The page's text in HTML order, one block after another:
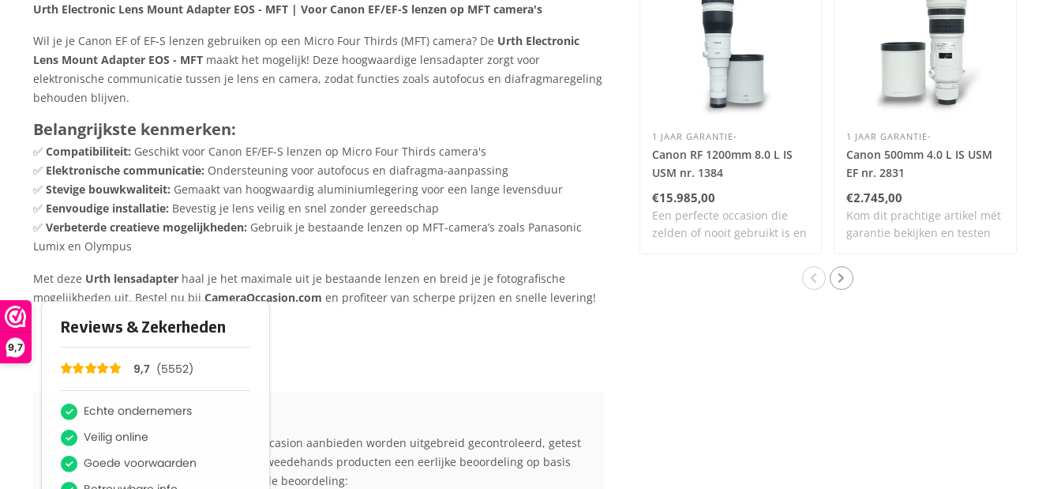
9,7
Urth Electronic Lens Mount Adapter EOS - MFT | Voor Canon EF/EF-S lenzen op MFT camera's
Wil je je Canon EF of EF-S lenzen gebruiken op een Micro Four Thirds (MFT) camera? De Urth Electronic
Lens Mount Adapter EOS - MFT maakt het mogelijk! Deze hoogwaardige lensadapter zorgt voor
elektronische communicatie tussen je lens en camera, zodat functies zoals autofocus en diafragmaregeling
behouden blijven.
Belangrijkste kenmerken:
✅ Compatibiliteit: Geschikt voor Canon EF/EF-S lenzen op Micro Four Thirds camera's
✅ Elektronische communicatie: Ondersteuning voor autofocus en diafragma-aanpassing
✅ Stevige bouwkwaliteit: Gemaakt van hoogwaardig aluminiumlegering voor een lange levensduur
✅ Eenvoudige installatie: Bevestig je lens veilig en snel zonder gereedschap
✅ Verbeterde creatieve mogelijkheden: Gebruik je bestaande lenzen op MFT-camera’s zoals Panasonic
Lumix en Olympus
Met deze Urth lensadapter haal je het maximale uit je bestaande lenzen en breid je je fotografische
mogelijkheden uit. Bestel nu bijCameraOccasion.com en profiteer van scherpe prijzen en snelle levering!
Waarom tweedehands kopen?
Alle producten die wij tweedehands als occasion aanbieden worden uitgebreid gecontroleerd, getest
en schoongemaakt. Daarnaast geven we tweedehands producten een eerlijke beoordeling op basis
van sterren. Zo krijgt dit product van ons de beoordeling:
1 JAAR GARANTIE-
Canon RF 1200mm 8.0 L IS
USM nr. 1384
€15.985,00
Een perfecte occasion die
zelden of nooit gebruikt is en
1 JAAR GARANTIE-
Canon 500mm 4.0 L IS USM
EF nr. 2831
€2.745,00
Kom dit prachtige artikel mét
garantie bekijken en testen